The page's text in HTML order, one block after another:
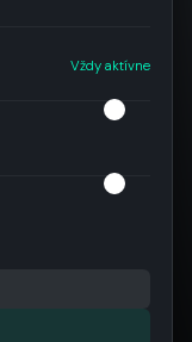
Vždy aktívne